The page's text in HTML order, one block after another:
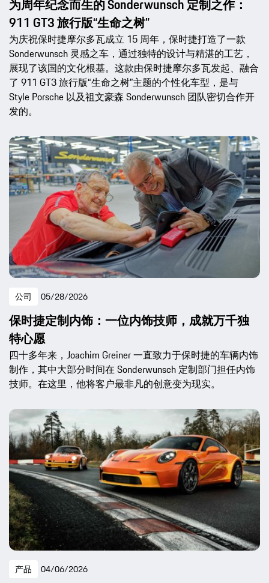
为周年纪念而生的 Sonderwunsch 定制之作：
911 GT3 旅行版“生命之树”
为庆祝保时捷摩尔多瓦成立 15 周年，保时捷打造了一款
Sonderwunsch 灵感之车，通过独特的设计与精湛的工艺，
展现了该国的文化根基。这款由保时捷摩尔多瓦发起、融合
了 911 GT3 旅行版“生命之树”主题的个性化车型，是与
Style Porsche 以及祖文豪森 Sonderwunsch 团队密切合作开
发的。
公司 05/28/2026
保时捷定制内饰：一位内饰技师，成就万千独
特心愿
四十多年来，Joachim Greiner 一直致力于保时捷的车辆内饰
制作，其中大部分时间在 Sonderwunsch 定制部门担任内饰
技师。在这里，他将客户最非凡的创意变为现实。
产品 04/06/2026